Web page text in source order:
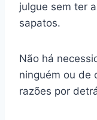
julgue sem ter
sapatos.
Não há
ninguém ou de
razões por